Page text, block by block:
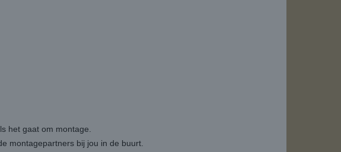
het gaat om montage.
montagepartners bij jou in de buurt.